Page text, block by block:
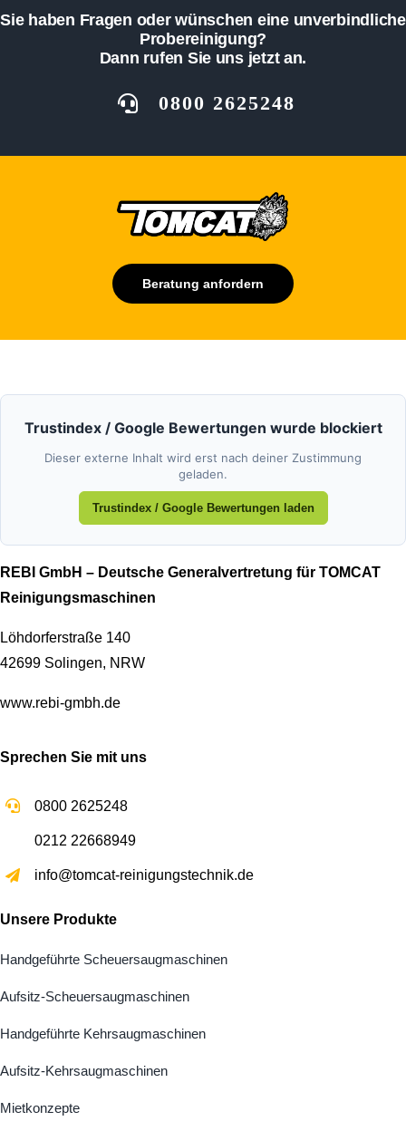
Sie haben Fragen oder wünschen eine unverbindliche
Probereinigung?
Dann rufen Sie uns jetzt an.
0800 2625248
Beratung anfordern
Trustindex / Google Bewertungen wurde blockiert
Dieser externe Inhalt wird erst nach deiner Zustimmung
geladen.
Trustindex / Google Bewertungen laden
REBI GmbH – Deutsche Generalvertretung für TOMCAT
Reinigungsmaschinen
Löhdorferstraße 140
42699 Solingen, NRW
www.rebi-gmbh.de
Sprechen Sie mit uns
0800 2625248
0212 22668949
info@tomcat-reinigungstechnik.de
Unsere Produkte
Handgeführte Scheuersaugmaschinen
Aufsitz-Scheuersaugmaschinen
Handgeführte Kehrsaugmaschinen
Aufsitz-Kehrsaugmaschinen
Mietkonzepte